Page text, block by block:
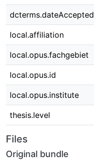
dcterms.dateAccepted
local.affiliation
local.opus.fachgebiet
local.opus.id
local.opus.institute
thesis.level
Files
Original bundle